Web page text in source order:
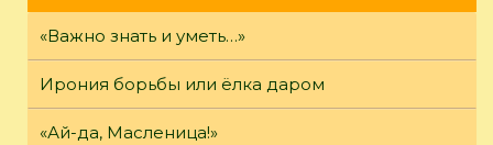
«Важно знать и уметь…»
Ирония борьбы или ёлка даром
«Ай-да, Масленица!»